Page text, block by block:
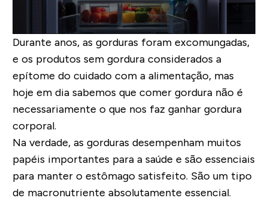
Durante anos, as gorduras foram excomungadas,
e os produtos sem gordura considerados a
epítome do cuidado com a alimentação, mas
hoje em dia sabemos que comer gordura não é
necessariamente o que nos faz ganhar gordura
corporal.
Na verdade, as gorduras desempenham muitos
papéis importantes para a saúde e são essenciais
para manter o estômago satisfeito. São um tipo
de macronutriente absolutamente essencial.